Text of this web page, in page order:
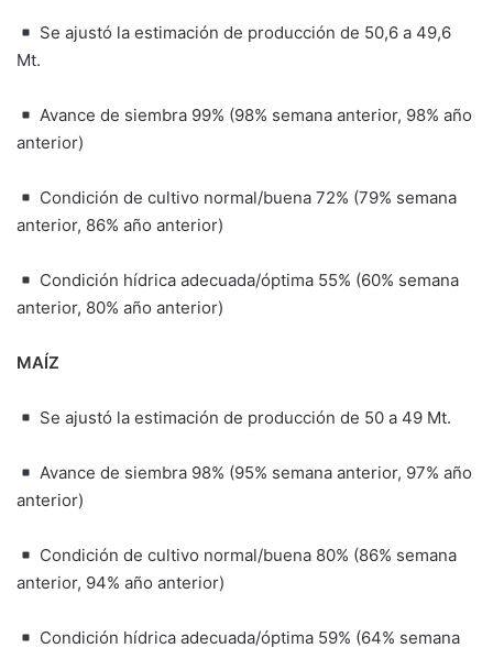
Se ajustó la estimación de producción de 50,6 a 49,6
Mt.
Avance de siembra 99% (98% semana anterior, 98% año
anterior)
Condición de cultivo normal/buena 72% (79% semana
anterior, 86% año anterior)
Condición hídrica adecuada/óptima 55% (60% semana
anterior, 80% año anterior)
MAÍZ
Se ajustó la estimación de producción de 50 a 49 Mt.
Avance de siembra 98% (95% semana anterior, 97% año
anterior)
Condición de cultivo normal/buena 80% (86% semana
anterior, 94% año anterior)
Condición hídrica adecuada/óptima 59% (64% semana